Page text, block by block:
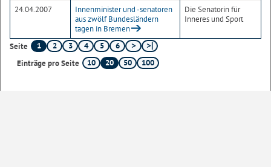
24.04.2007
Innenminister und -senatoren
aus zwölf Bundesländern
tagen in Bremen
Die Senatorin für
Inneres und Sport
Seite 1 2 3 4 5
6
Einträge pro Seite
10 20 50 100